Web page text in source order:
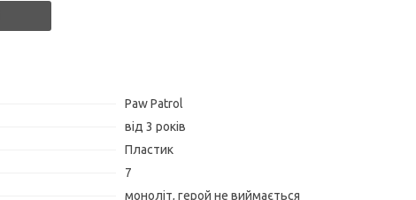
Paw Patrol
від 3 років
Пластик
7
моноліт, герой не виймається